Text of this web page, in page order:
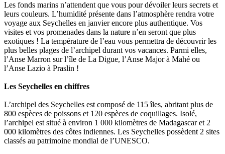
Les fonds marins n’attendent que vous pour dévoiler leurs secrets et
leurs couleurs. L’humidité présente dans l’atmosphère rendra votre
voyage aux Seychelles en janvier encore plus authentique. Vos
visites et vos promenades dans la nature n’en seront que plus
exotiques ! La température de l’eau vous permettra de découvrir les
plus belles plages de l’archipel durant vos vacances. Parmi elles,
l’Anse Marron sur l’île de La Digue, l’Anse Major à Mahé ou
l’Anse Lazio à Praslin !
Les Seychelles en chiffres
L’archipel des Seychelles est composé de 115 îles, abritant plus de
800 espèces de poissons et 120 espèces de coquillages. Isolé,
l’archipel est situé à environ 1 000 kilomètres de Madagascar et 2
000 kilomètres des côtes indiennes. Les Seychelles possèdent 2 sites
classés au patrimoine mondial de l’UNESCO.